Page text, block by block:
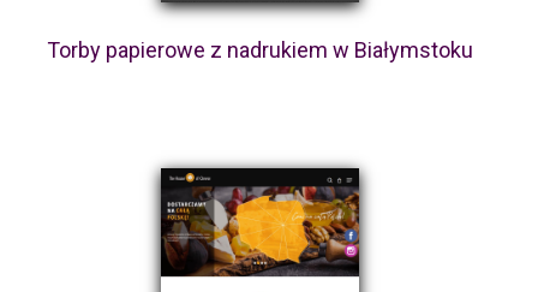
Torby papierowe z nadrukiem w Białymstoku